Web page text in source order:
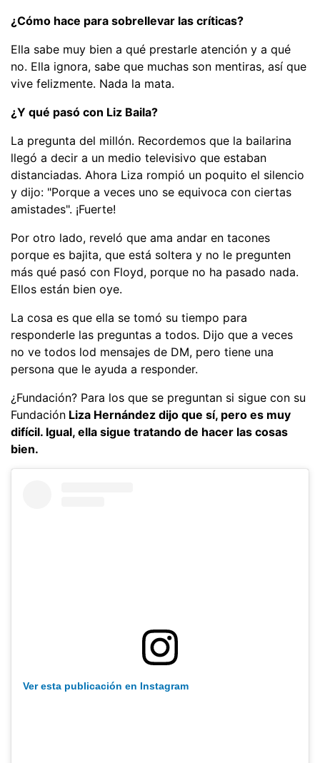
¿Cómo hace para sobrellevar las críticas?
Ella sabe muy bien a qué prestarle atención y a qué
no. Ella ignora, sabe que muchas son mentiras, así que
vive felizmente. Nada la mata.
¿Y qué pasó con Liz Baila?
La pregunta del millón. Recordemos que la bailarina
llegó a decir a un medio televisivo que estaban
distanciadas. Ahora Liza rompió un poquito el silencio
y dijo: "Porque a veces uno se equivoca con ciertas
amistades". ¡Fuerte!
Por otro lado, reveló que ama andar en tacones
porque es bajita, que está soltera y no le pregunten
más qué pasó con Floyd, porque no ha pasado nada.
Ellos están bien oye.
La cosa es que ella se tomó su tiempo para
responderle las preguntas a todos. Dijo que a veces
no ve todos lod mensajes de DM, pero tiene una
persona que le ayuda a responder.
¿Fundación? Para los que se preguntan si sigue con su
Fundación Liza Hernández dijo que sí, pero es muy
difícil. Igual, ella sigue tratando de hacer las cosas
bien.
Ver esta publicación en Instagram